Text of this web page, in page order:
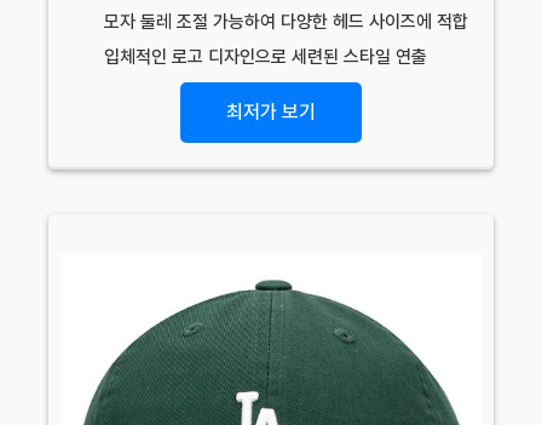
모자 둘레 조절 가능하여 다양한 헤드 사이즈에 적합
입체적인 로고 디자인으로 세련된 스타일 연출
최저가 보기